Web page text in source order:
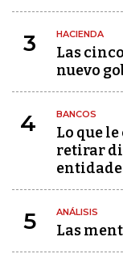
3 HACIENDA
Las
nuevo
4 BANCOS
Lo que
retirar
5 ANÁLISIS
Las